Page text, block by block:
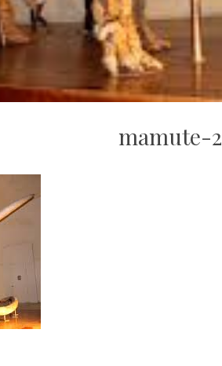
mamute-2